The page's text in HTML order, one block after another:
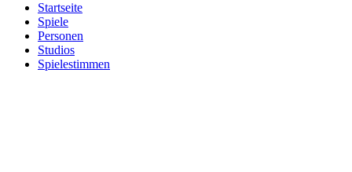
Startseite
Spiele
Personen
Studios
Spielestimmen